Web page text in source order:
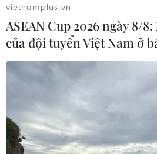
vietnamplus.vn
ASEAN Cup 2026 ngày 8/
của đội tuyển Việt Nam ở